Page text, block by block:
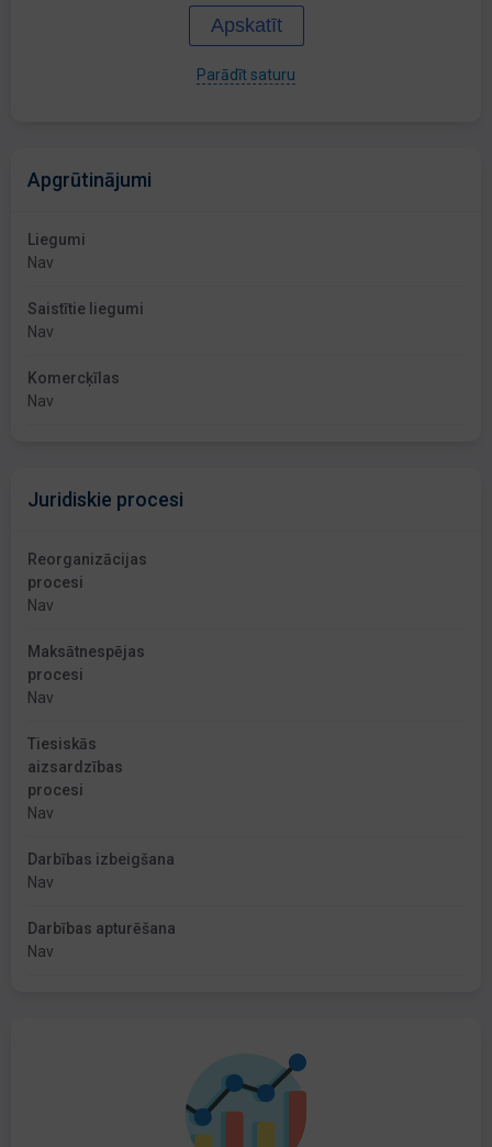
Apskatīt
Parādīt saturu
Apgrūtinājumi
Liegumi
Nav
Saistītie liegumi
Nav
Komercķīlas
Nav
Juridiskie procesi
Reorganizācijas
procesi
Nav
Maksātnespējas
procesi
Nav
Tiesiskās
aizsardzības
procesi
Nav
Darbības izbeigšana
Nav
Darbības apturēšana
Nav